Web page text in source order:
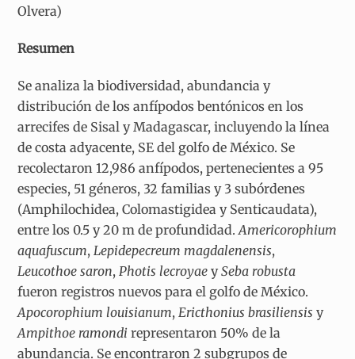
Olvera)
Resumen
Se analiza la biodiversidad, abundancia y
distribución de los anfípodos bentónicos en los
arrecifes de Sisal y Madagascar, incluyendo la línea
de costa adyacente, SE del golfo de México. Se
recolectaron 12,986 anfípodos, pertenecientes a 95
especies, 51 géneros, 32 familias y 3 subórdenes
(Amphilochidea, Colomastigidea y Senticaudata),
entre los 0.5 y 20 m de profundidad.Americorophium
aquafuscum, Lepidepecreum magdalenensis,
Leucothoe saron, Photis lecroyaeySeba robusta
fueron registros nuevos para el golfo de México.
Apocorophium louisianum, Ericthonius brasiliensisy
Ampithoe ramondirepresentaron 50% de la
abundancia. Se encontraron 2 subgrupos de